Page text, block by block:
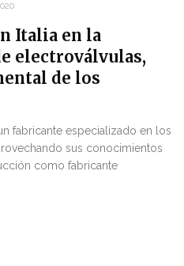
Italia en la
electroválvulas,
de los
fabricante especializado en los
sus conocimientos
como fabricante